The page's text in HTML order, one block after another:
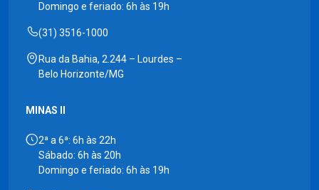
Domingo e feriado: 6h às 19h
(31) 3516-1000
Rua da Bahia, 2.244 – Lourdes –
Belo Horizonte/MG
MINAS II
2ª a 6ª: 6h às 22h
Sábado: 6h às 20h
Domingo e feriado: 6h às 19h